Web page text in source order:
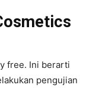
free. Ini berarti
pengujian